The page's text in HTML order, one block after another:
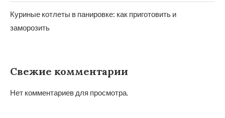
Куриные котлеты в панировке: как приготовить и
заморозить
Свежие комментарии
Нет комментариев для просмотра.